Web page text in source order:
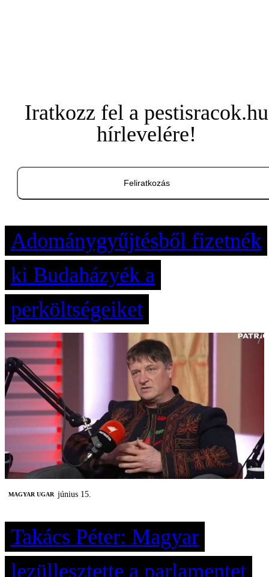
Iratkozz fel a pestisracok.hu
hírlevelére!
Feliratkozás
Adománygyűjtésből fizetnék
ki Budaházyék a
perköltségeiket
MAGYAR UGAR június 15.
Takács Péter: Magyar
lezüllesztette a parlamentet